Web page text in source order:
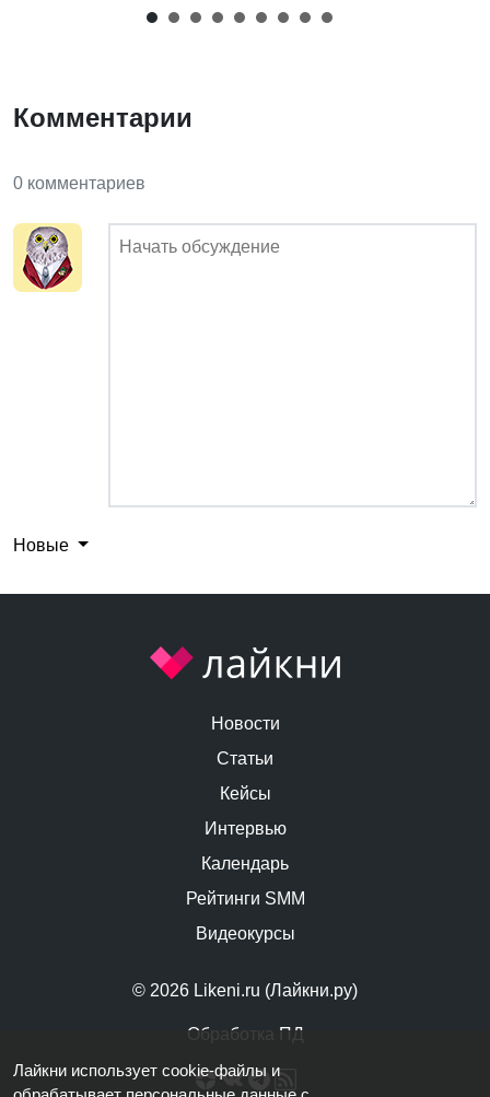
Комментарии
0 комментариев
Новые
© 2026 Likeni.ru (Лайкни.ру)
Обработка ПД
Новости
Статьи
Кейсы
Интервью
Календарь
Рейтинги SMM
Видеокурсы
Лайкни использует cookie-файлы и